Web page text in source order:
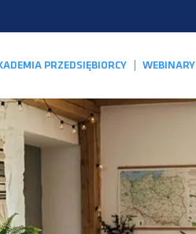
PRZEDSIĘBIORCY WEBINARY